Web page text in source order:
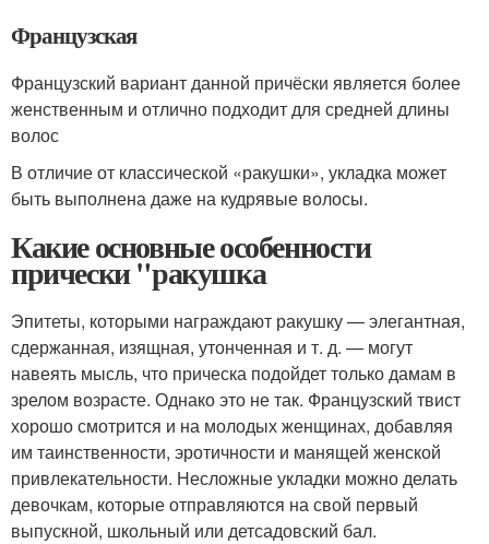
Французская
Французский вариант данной причёски является более
женственным и отлично подходит для средней длины
волос
В отличие от классической «ракушки», укладка может
быть выполнена даже на кудрявые волосы.
Какие основные особенности
прически "ракушка
Эпитеты, которыми награждают ракушку — элегантная,
сдержанная, изящная, утонченная и т. д. — могут
навеять мысль, что прическа подойдет только дамам в
зрелом возрасте. Однако это не так. Французский твист
хорошо смотрится и на молодых женщинах, добавляя
им таинственности, эротичности и манящей женской
привлекательности. Несложные укладки можно делать
девочкам, которые отправляются на свой первый
выпускной, школьный или детсадовский бал.